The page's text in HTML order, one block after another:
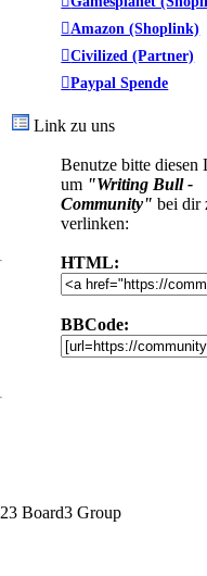
Amazon (Shoplink)
Civilized (Partner)
Paypal Spende
Link zu uns
Benutze bitte diesen
um "Writing Bull -
Community" bei dir
verlinken:
HTML:
BBCode:
Board3 Group